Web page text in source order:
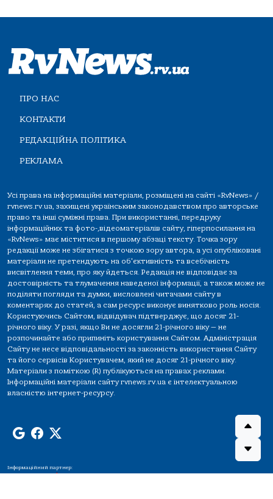
ПРО НАС
КОНТАКТИ
РЕДАКЦІЙНА ПОЛІТИКА
РЕКЛАМА
Усі права на інформаційні матеріали, розміщені на сайті «RvNews» /
rvnews.rv.ua, захищені українським законодавством про авторське
право та інші суміжні права. При використанні, передруку
інформаційних та фото-,відеоматеріалів сайту, гіперпосилання на
«RvNews» має міститися в першому абзаці тексту. Точка зору
редакції може не збігатися з точкою зору автора, а усі опубліковані
матеріали не претендують на об'єктивність та всебічність
висвітлення теми, про яку йдеться. Редакція не відповідає за
достовірність та тлумачення наведеної інформації, а також може не
поділяти погляди та думки, висловлені читачами сайту в
коментарях до статей, а сам ресурс виконує винятково роль носія.
Користуючись Сайтом, відвідувач підтверджує, що досяг 21-
річного віку. У разі, якщо Ви не досягли 21-річного віку — не
розпочинайте або припиніть користування Сайтом. Адміністрація
Сайту не несе відповідальності за законність використання Сайту
та його сервісів Користувачем, який не досяг 21-річного віку.
Матеріали з поміткою (R) публікуються на правах реклами.
Інформаційні матеріали сайту rvnews.rv.ua є інтелектуальною
власністю інтернет-ресурсу.
Інформаційний партнер: